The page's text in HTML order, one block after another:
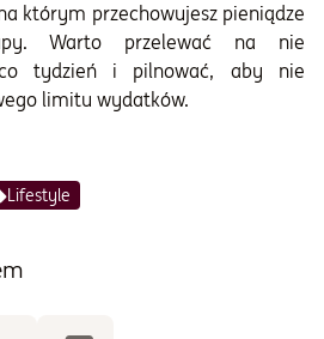
którym przechowujesz pieniądze
Warto przelewać na nie
tydzień i pilnować, aby nie
limitu wydatków.
Lifestyle